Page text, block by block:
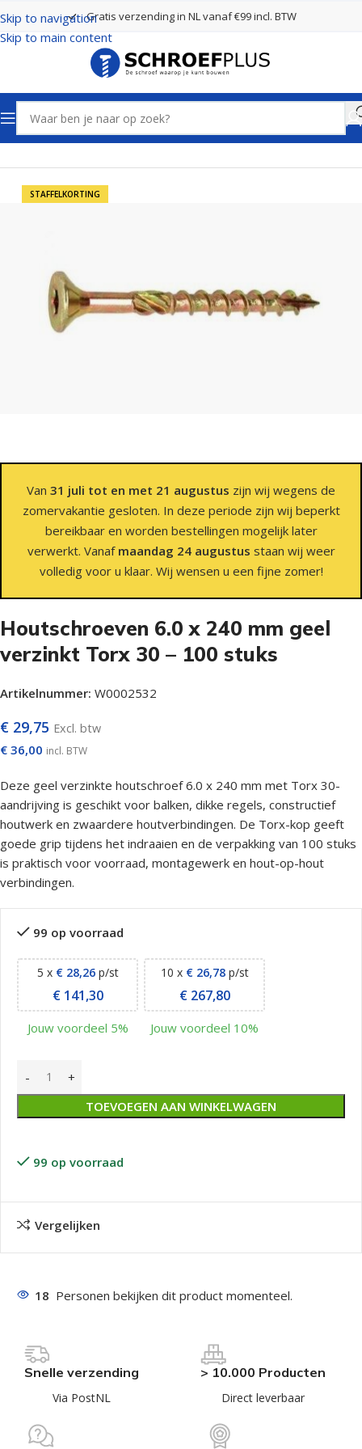
Skip to navigation
Skip to main content
Gratis verzending in NL vanaf €99 incl. BTW
Home Schroeven Houtschroeven
STAFFELKORTING
Van 31 juli tot en met 21 augustus zijn wij wegens de
zomervakantie gesloten. In deze periode zijn wij beperkt
bereikbaar en worden bestellingen mogelijk later
verwerkt. Vanaf maandag 24 augustus staan wij weer
volledig voor u klaar. Wij wensen u een fijne zomer!
Houtschroeven 6.0 x 240 mm geel
verzinkt Torx 30 – 100 stuks
Artikelnummer: W0002532
€ 29,75 Excl. btw
€ 36,00 incl. BTW
Deze geel verzinkte houtschroef 6.0 x 240 mm met Torx 30-
aandrijving is geschikt voor balken, dikke regels, constructief
houtwerk en zwaardere houtverbindingen. De Torx-kop geeft
goede grip tijdens het indraaien en de verpakking van 100 stuks
is praktisch voor voorraad, montagewerk en hout-op-hout
verbindingen.
99 op voorraad
5 x €28,26p/st
€141,30
Jouw voordeel 5%
10 x €26,78p/st
€267,80
Jouw voordeel 10%
TOEVOEGEN AAN WINKELWAGEN
99 op voorraad
Vergelijken
18 Personen bekijken dit product momenteel.
Snelle verzending
Via PostNL
> 10.000 Producten
Direct leverbaar